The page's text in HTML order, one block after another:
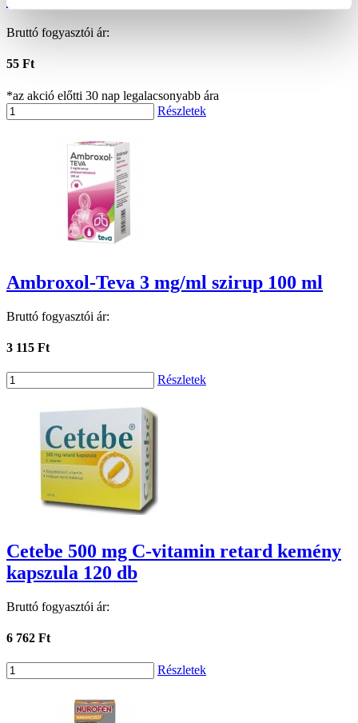
Bruttó fogyasztói ár:
55 Ft
*az akció előtti 30 nap legalacsonyabb ára
Részletek
Ambroxol-Teva 3 mg/ml szirup 100 ml
Bruttó fogyasztói ár:
3 115 Ft
Részletek
Cetebe 500 mg C-vitamin retard kemény
kapszula 120 db
Bruttó fogyasztói ár:
6 762 Ft
Részletek